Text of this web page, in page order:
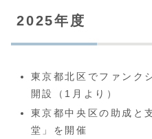
2025年度
東京都北区でファンク
開設（1月より）
東京都中央区の助成と
堂」を開催